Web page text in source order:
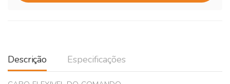
Descrição Especificações